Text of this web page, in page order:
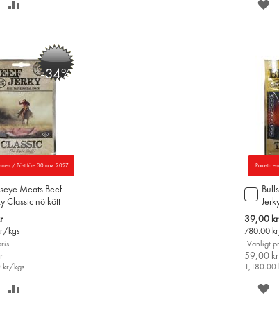
JÄMFÖR
/ Bäst före 30 nov. 2027
-34%
Meats Beef
Classic nötkött
kgs
kr/kgs
Parasta
50g
Special
Price
39,00 kr
780.00
Vanligt
59,00 kr
1,180.00
Lägg
till
i